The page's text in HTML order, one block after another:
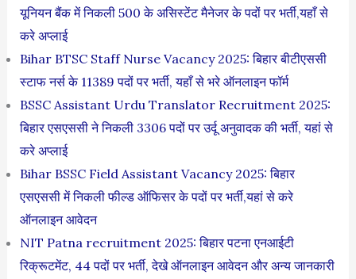
यूनियन बैंक में निकली 500 के असिस्टेंट मैनेजर के पदों पर भर्ती,यहाँ से
करे अप्लाई
Bihar BTSC Staff Nurse Vacancy 2025: बिहार बीटीएससी
स्टाफ नर्स के 11389 पदों पर भर्ती, यहाँ से भरे ऑनलाइन फॉर्म
BSSC Assistant Urdu Translator Recruitment 2025:
बिहार एसएससी ने निकली 3306 पदों पर उर्दू अनुवादक की भर्ती, यहां से
करे अप्लाई
Bihar BSSC Field Assistant Vacancy 2025: बिहार
एसएससी में निकली फील्ड ऑफिसर के पदों पर भर्ती,यहां से करे
ऑनलाइन आवेदन
NIT Patna recruitment 2025: बिहार पटना एनआईटी
रिक्रूटमेंट, 44 पदों पर भर्ती, देखे ऑनलाइन आवेदन और अन्य जानकारी